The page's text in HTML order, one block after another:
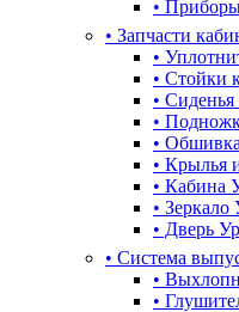
•
• Запчасти
•
• Стойки
• Сиденья
•
•
• Крылья
• Кабина
• Зеркало
• Дверь
• Система
•
•